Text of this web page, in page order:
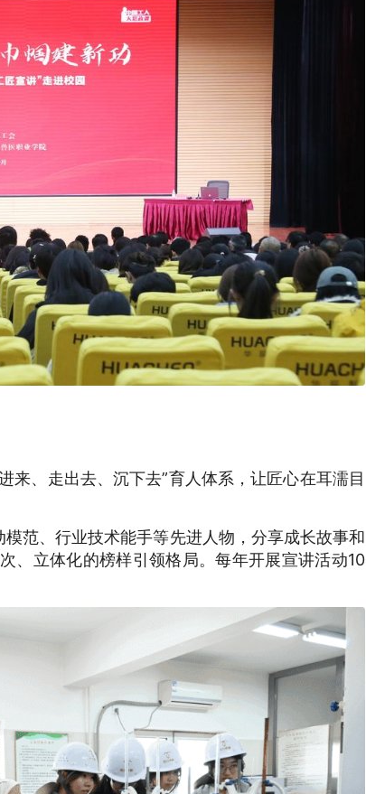
来、走出去、沉下去”育人体系，让匠心在耳濡目
范、行业技术能手等先进人物，分享成长故事和
、立体化的榜样引领格局。每年开展宣讲活动10